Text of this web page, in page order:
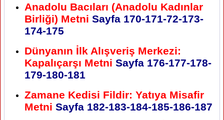
Anadolu Bacıları (Anadolu Kadınlar
Birliği) Metni Sayfa 170-171-72-173-
174-175
Dünyanın İlk Alışveriş Merkezi:
Kapalıçarşı Metni Sayfa 176-177-178-
179-180-181
Zamane Kedisi Fildir: Yatıya Misafir
Metni Sayfa 182-183-184-185-186-187